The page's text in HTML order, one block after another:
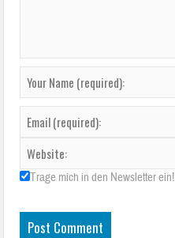
Trage mich in den Newsletter ein!